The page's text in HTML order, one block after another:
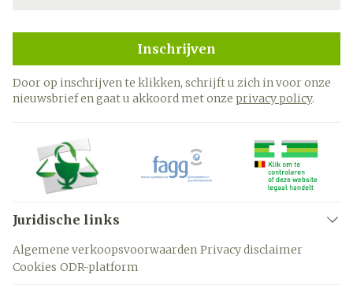
Inschrijven
Door op inschrijven te klikken, schrijft u zich in voor onze
nieuwsbrief en gaat u akkoord met onze privacy policy.
Juridische links
Algemene verkoopsvoorwaarden Privacy disclaimer
Cookies ODR-platform